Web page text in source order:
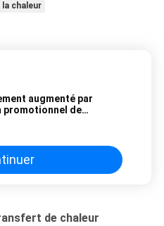
la chaleur
augmenté par
promotionnel de
de chaleur